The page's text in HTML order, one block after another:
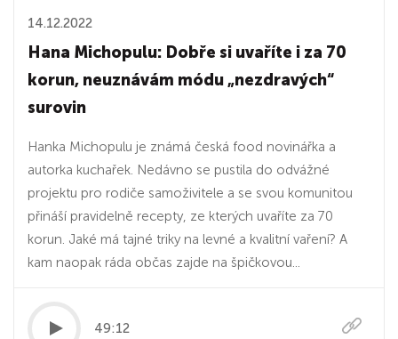
14.12.2022
Hana Michopulu: Dobře si uvaříte i za 70
korun, neuznávám módu „nezdravých“
surovin
Hanka Michopulu je známá česká food novinářka a
autorka kuchařek. Nedávno se pustila do odvážné
projektu pro rodiče samoživitele a se svou komunitou
přináší pravidelně recepty, ze kterých uvaříte za 70
korun. Jaké má tajné triky na levné a kvalitní vaření? A
kam naopak ráda občas zajde na špičkovou...
49:12